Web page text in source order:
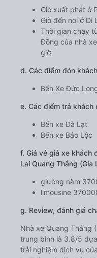
Giờ xuất phát ở
Giờ đến nơi ở
Thời gian chạy
Đồng của nhà xe
giờ
d. Các điểm đón
Bến Xe Đức
e. Các điểm trả khách
Bến xe Đà Lạt
Bến xe Bảo Lộc
f. Giá vé giá xe khách
Lai Quang Thắng (Gia
giường nằm
limousine
g. Review, đánh giá
Nhà xe Quang Thắng
trung bình là 3.8/5
trải nghiệm dịch vụ